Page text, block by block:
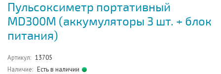
Пульсоксиметр портативный
MD300M (аккумуляторы 3 шт. + блок
питания)
Артикул: 13705
Наличие: Есть в наличии